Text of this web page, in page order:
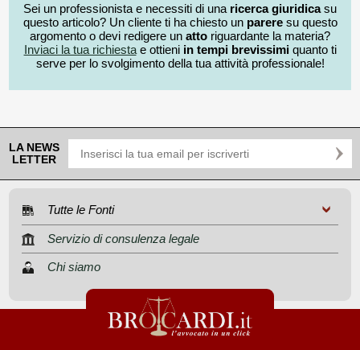
Sei un professionista e necessiti di una ricerca giuridicasu
questo articolo? Un cliente ti ha chiesto un pareresu questo
argomento o devi redigere un atto riguardante la materia?
Inviaci la tua richiestae ottieni in tempi brevissimiquanto ti
serve per lo svolgimento della tua attività professionale!
LA NEWS
LETTER
Tutte le Fonti
Servizio di consulenza legale
Chi siamo